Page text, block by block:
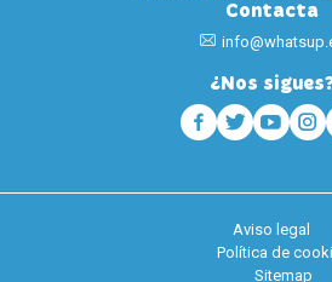
Contacta
¿Nos
Aviso legal
Política de
Sitemap